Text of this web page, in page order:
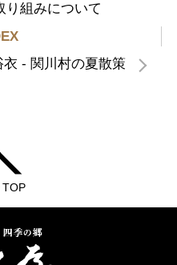
り組みについて
衣 - 関川村の夏散策
TOP